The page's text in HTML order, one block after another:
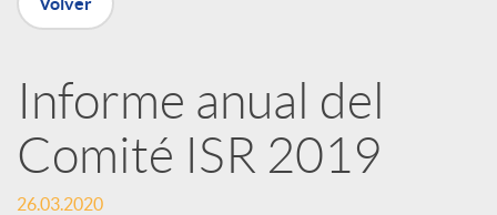
u
b
l
Informe anual del
Comité ISR 2019
26.03.2020